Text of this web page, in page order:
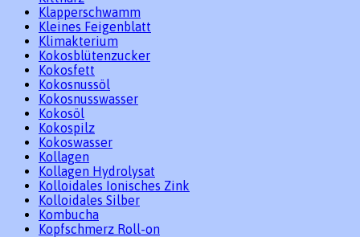
Klapperschwamm
Kleines Feigenblatt
Klimakterium
Kokosblütenzucker
Kokosfett
Kokosnussöl
Kokosnusswasser
Kokosöl
Kokospilz
Kokoswasser
Kollagen
Kollagen Hydrolysat
Kolloidales Ionisches Zink
Kolloidales Silber
Kombucha
Kopfschmerz Roll-on